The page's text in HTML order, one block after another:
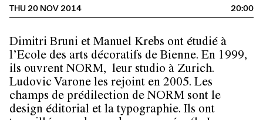
THU 20 NOV 2014 20:00
Dimitri Bruni et Manuel Krebs ont étudié à
l’Ecole des arts décoratifs de Bienne. En 1999,
ils ouvrent NORM, leur studio à Zurich.
Ludovic Varone les rejoint en 2005. Les
champs de prédilection de NORM sont le
design éditorial et la typographie. Ils ont